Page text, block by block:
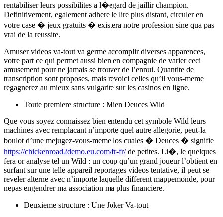
rentabiliser leurs possibilites a l�egard de jaillir champion.
Definitivement, egalement adhere le lire plus distant, circuler en
votre case � jeux gratuits � existera notre profession sine qua pas
vrai de la reussite.
Amuser videos va-tout va germe accomplir diverses apparences,
votre part ce qui permet aussi bien en compagnie de varier ceci
amusement pour ne jamais se trouver de l’ennui. Quantite de
transcription sont proposes, mais revoici celles qu’il vous-meme
regagnerez au mieux sans vulgarite sur les casinos en ligne.
Toute premiere structure : Mien Deuces Wild
Que vous soyez connaissez bien entendu cet symbole Wild leurs
machines avec remplacant n’importe quel autre allegorie, peut-la
boulot d’une mejugez-vous-meme los cuales � Deuces � signifie
https://chickenroad2demo.eu.com/fr-fr/de petites. Li�, le quelques
fera or analyse tel un Wild : un coup qu’un grand joueur l’obtient en
surfant sur une telle appareil reportages videos tentative, il peut se
reveler alterne avec n’importe laquelle different mappemonde, pour
nepas engendrer ma association ma plus financiere.
Deuxieme structure : Une Joker Va-tout